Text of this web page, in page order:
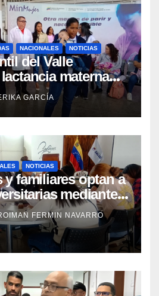
NACIONALES NOTICIAS
del Valle
materna
sostenible para la
GARCÍA
NOTICIAS
y familiares optan a
mediante
MinSalud y la
FERMIN NAVARRO